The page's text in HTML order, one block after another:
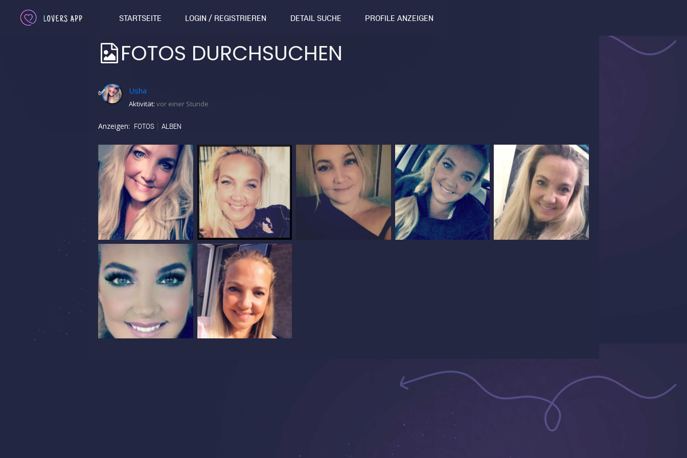
STARTSEITE LOGIN / REGISTRIEREN DETAIL SUCHE PROFILE ANZEIGEN
FOTOS DURCHSUCHEN
✅ Usha
Aktivität: vor einer Stunde
Anzeigen: FOTOS ALBEN